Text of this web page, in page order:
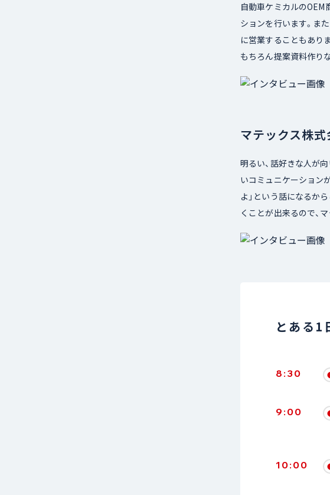
自動車ケミカルのOEM
ションを行います。ま
に営業することもあり
もちろん提案資料作り
マテックス株
明るい、話好きな人が
いコミュニケーション
よ」という話になるか
くことが出来るので、
とある1
8:30
9:00
10:00